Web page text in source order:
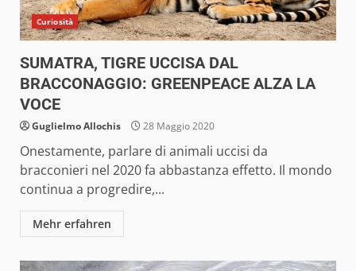
Curiosità
SUMATRA, TIGRE UCCISA DAL
BRACCONAGGIO: GREENPEACE ALZA LA
VOCE
Guglielmo Allochis 28 Maggio 2020
Onestamente, parlare di animali uccisi da
bracconieri nel 2020 fa abbastanza effetto. Il mondo
continua a progredire,...
Mehr erfahren